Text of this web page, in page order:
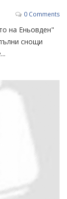
0 Comments
на Еньовден"
снощи